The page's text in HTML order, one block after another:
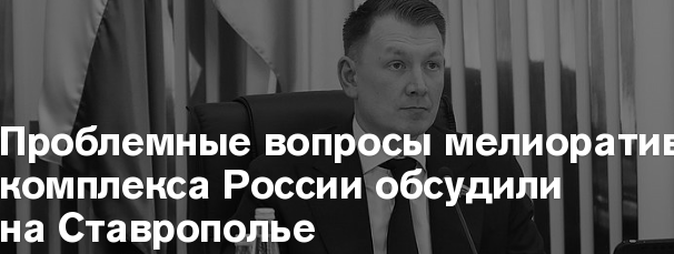
Проблемные вопросы
комплекса России обсудили
на Ставрополье